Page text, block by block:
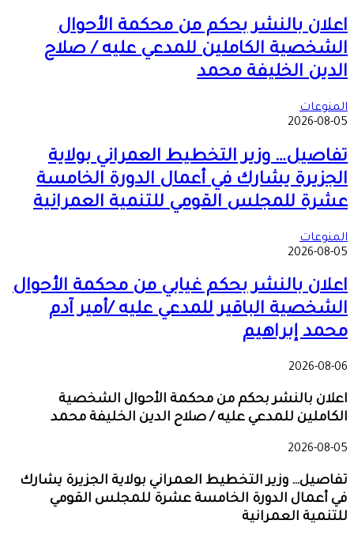
اعلان بالنشر بحكم من محكمة الأحوال
الشخصية الكاملين للمدعي عليه / صلاح
الدين الخليفة محمد
المنوعات
2026-08-05
تفاصيل… وزير التخطيط العمراني بولاية
الجزيرة يشارك في أعمال الدورة الخامسة
عشرة للمجلس القومي للتنمية العمرانية
المنوعات
2026-08-05
اعلان بالنشر بحكم غيابي من محكمة الأحوال
الشخصية الباقير للمدعي عليه /أمير آدم
محمد إبراهيم
2026-08-06
اعلان بالنشر بحكم من محكمة الأحوال الشخصية
الكاملين للمدعي عليه / صلاح الدين الخليفة محمد
2026-08-05
تفاصيل… وزير التخطيط العمراني بولاية الجزيرة يشارك
في أعمال الدورة الخامسة عشرة للمجلس القومي
للتنمية العمرانية